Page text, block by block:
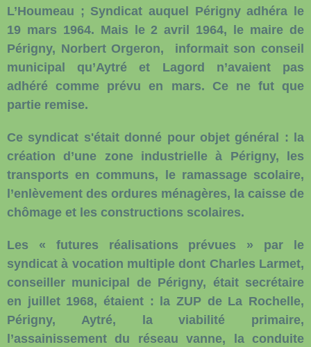
L’Houmeau ; Syndicat auquel Périgny adhéra le
19 mars 1964. Mais le 2 avril 1964, le maire de
Périgny, Norbert Orgeron, informait son conseil
municipal qu’Aytré et Lagord n’avaient pas
adhéré comme prévu en mars. Ce ne fut que
partie remise.
Ce syndicat s'était donné pour objet général : la
création d’une zone industrielle à Périgny, les
transports en communs, le ramassage scolaire,
l’enlèvement des ordures ménagères, la caisse de
chômage et les constructions scolaires.
Les « futures réalisations prévues » par le
syndicat à vocation multiple dont Charles Larmet,
conseiller municipal de Périgny, était secrétaire
en juillet 1968, étaient : la ZUP de La Rochelle,
Périgny, Aytré, la viabilité primaire,
l’assainissement du réseau vanne, la conduite